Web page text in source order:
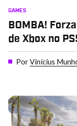
GAMES
BOMBA!
de Xbox no
PorVinícius